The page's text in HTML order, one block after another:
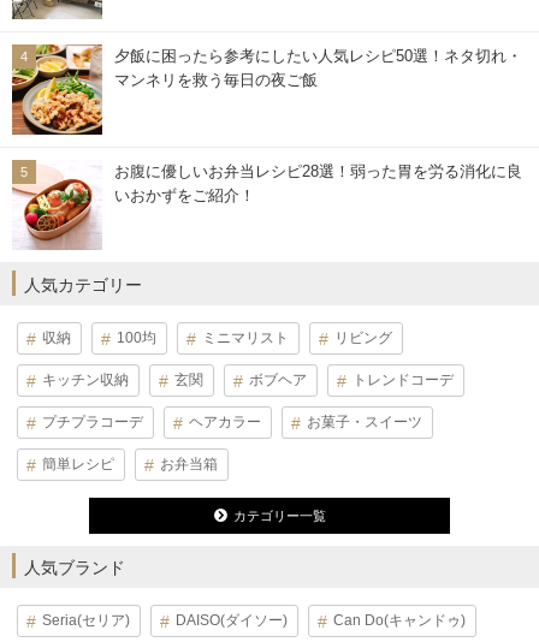
夕飯に困ったら参考にしたい人気レシピ50選！ネタ切れ・
マンネリを救う毎日の夜ご飯
お腹に優しいお弁当レシピ28選！弱った胃を労る消化に良
いおかずをご紹介！
人気カテゴリー
収納 100均 ミニマリスト リビング
キッチン収納 玄関 ボブヘア トレンドコーデ
プチプラコーデ ヘアカラー お菓子・スイーツ
簡単レシピ お弁当箱
カテゴリー一覧
人気ブランド
Seria(セリア) DAISO(ダイソー) Can Do(キャンドゥ)